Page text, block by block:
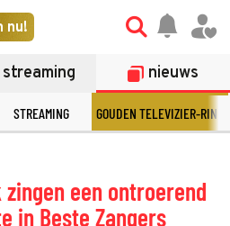
nu!
streaming nieuws
STREAMING GOUDEN TELEVIZIER-RING
zingen een ontroerend
in Beste Zangers